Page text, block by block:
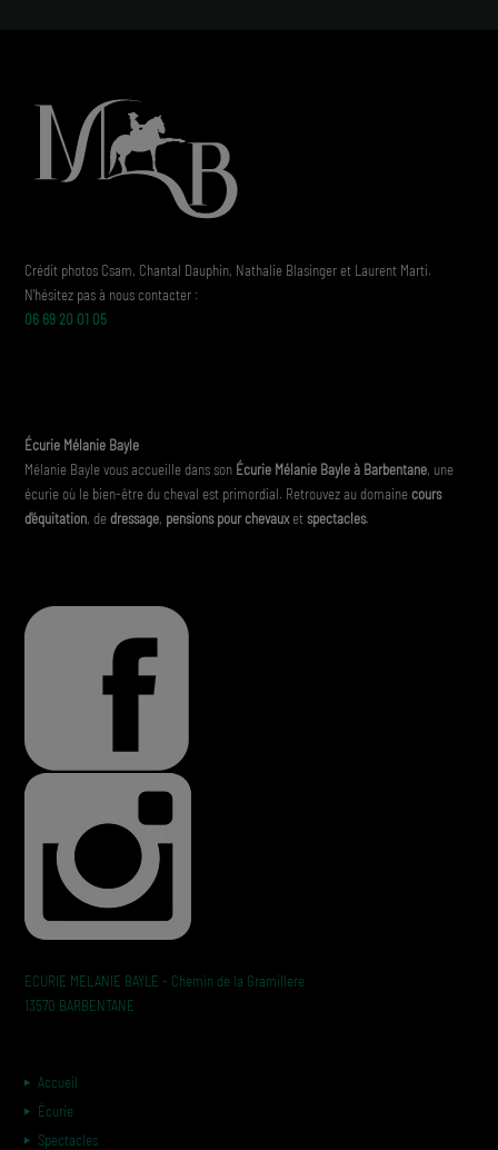
Crédit photos Csam, Chantal Dauphin, Nathalie Blasinger et Laurent Marti.
N'hésitez pas à nous contacter :
06 69 20 01 05
Écurie Mélanie Bayle
Mélanie Bayle vous accueille dans son Écurie Mélanie Bayleà Barbentane, une
écurie où le bien-être du cheval est primordial. Retrouvez au domaine cours
d'équitation, dedressage, pensions pour chevauxetspectacles.
ECURIE MELANIE BAYLE - Chemin de la Gramillere
13570 BARBENTANE
Accueil
Écurie
Spectacles